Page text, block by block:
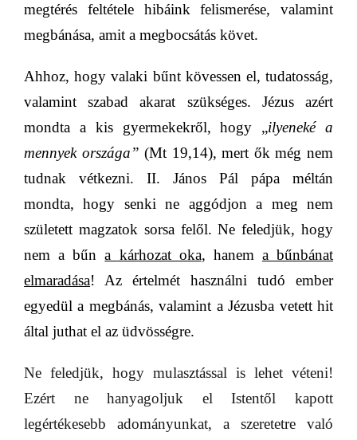
megtérés feltétele hibáink felismerése, valamint
megbánása, amit a megbocsátás követ.
Ahhoz, hogy valaki bűnt kövessen el, tudatosság,
valamint szabad akarat szükséges. Jézus azért
mondta a kis gyermekekről, hogy „ilyeneké a
mennyek országa”(Mt 19,14), mert ők még nem
tudnak vétkezni. II. János Pál pápa méltán
mondta, hogy senki ne aggódjon a meg nem
született magzatok sorsa felől. Ne feledjük, hogy
nem a bűna kárhozat oka, hanem a bűnbánat
elmaradása! Az értelmét használni tudó ember
egyedül a megbánás, valamint a Jézusba vetett hit
által juthat el az üdvösségre.
Ne feledjük, hogy mulasztással is lehet véteni!
Ezért ne hanyagoljuk el Istentől kapott
legértékesebb adományunkat, a szeretetre való